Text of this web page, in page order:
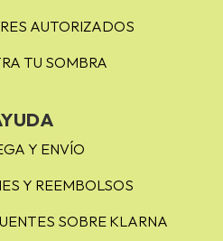
AUTORIZADOS
TU SOMBRA
Y ENVÍO
Y REEMBOLSOS
SOBRE KLARNA